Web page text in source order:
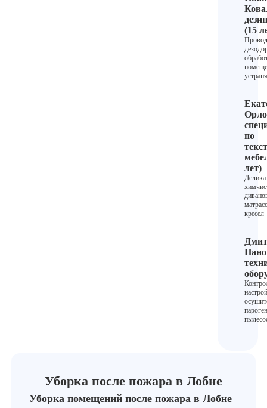
(15
по
лет)
кресел
Уборка после пожара в Лобне
Уборка помещений после пожара в Лобне